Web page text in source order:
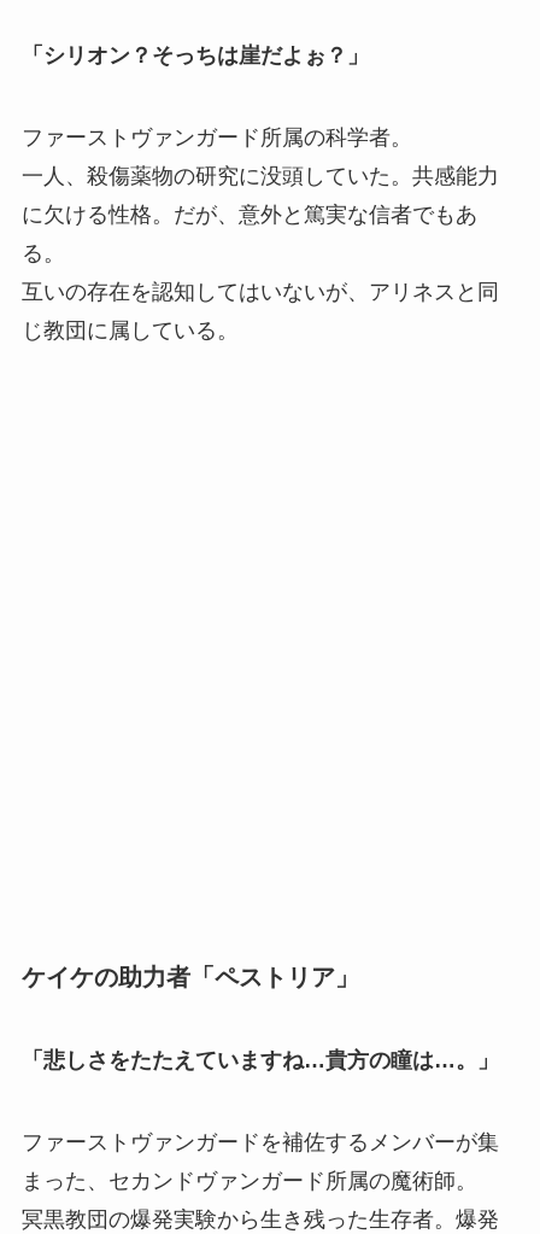
「シリオン？そっちは崖だよぉ？」
ファーストヴァンガード所属の科学者。
一人、殺傷薬物の研究に没頭していた。共感能力
に欠ける性格。だが、意外と篤実な信者でもあ
る。
互いの存在を認知してはいないが、アリネスと同
じ教団に属している。
ケイケの助力者「ペストリア」
「悲しさをたたえていますね…貴方の瞳は…。」
ファーストヴァンガードを補佐するメンバーが集
まった、セカンドヴァンガード所属の魔術師。
冥黒教団の爆発実験から生き残った生存者。爆発